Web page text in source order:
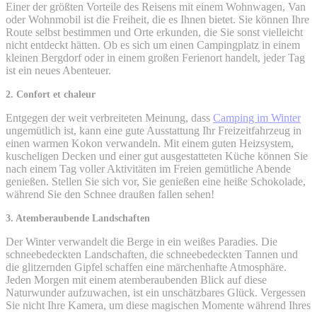
Einer der größten Vorteile des Reisens mit einem Wohnwagen, Van
oder Wohnmobil ist die Freiheit, die es Ihnen bietet. Sie können Ihre
Route selbst bestimmen und Orte erkunden, die Sie sonst vielleicht
nicht entdeckt hätten. Ob es sich um einen Campingplatz in einem
kleinen Bergdorf oder in einem großen Ferienort handelt, jeder Tag
ist ein neues Abenteuer.
2. Confort et chaleur
Entgegen der weit verbreiteten Meinung, dass Camping im Winter
ungemütlich ist, kann eine gute Ausstattung Ihr Freizeitfahrzeug in
einen warmen Kokon verwandeln. Mit einem guten Heizsystem,
kuscheligen Decken und einer gut ausgestatteten Küche können Sie
nach einem Tag voller Aktivitäten im Freien gemütliche Abende
genießen. Stellen Sie sich vor, Sie genießen eine heiße Schokolade,
während Sie den Schnee draußen fallen sehen!
3. Atemberaubende Landschaften
Der Winter verwandelt die Berge in ein weißes Paradies. Die
schneebedeckten Landschaften, die schneebedeckten Tannen und
die glitzernden Gipfel schaffen eine märchenhafte Atmosphäre.
Jeden Morgen mit einem atemberaubenden Blick auf diese
Naturwunder aufzuwachen, ist ein unschätzbares Glück. Vergessen
Sie nicht Ihre Kamera, um diese magischen Momente während Ihres